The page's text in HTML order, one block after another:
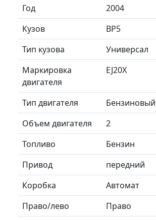
Год
2004
Кузов
BP5
Тип кузова
Универсал
Маркировка
двигателя
EJ20X
Тип двигателя
Бензиновый
Объем двигателя
2
Топливо
Бензин
Привод
передний
Коробка
Автомат
Право/лево
Право